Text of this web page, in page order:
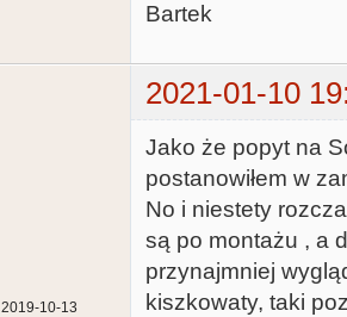
Bartek
2021-01-10
2019-10-13
Jako że popyt na
postanowiłem w
No i niestety
są po montażu , a
przynajmniej
kiszkowaty, taki